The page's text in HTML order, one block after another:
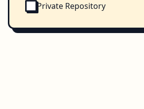
Private Repository